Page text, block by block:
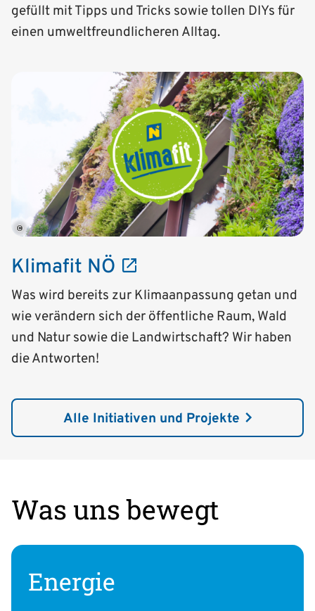
gefüllt mit Tipps und Tricks sowie tollen DIYs für
einen umweltfreundlicheren Alltag.
©
Klimafit NÖ
Was wird bereits zur Klimaanpassung getan und
wie verändern sich der öffentliche Raum, Wald
und Natur sowie die Landwirtschaft? Wir haben
die Antworten!
Alle Initiativen und Projekte
Was uns bewegt
Energie